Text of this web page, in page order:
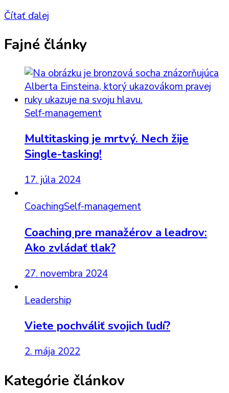
Čítať ďalej
Fajné články
Self-management
Multitasking je mrtvý. Nech žije
Single-tasking!
17. júla 2024
CoachingSelf-management
Coaching pre manažérov a leadrov:
Ako zvládať tlak?
27. novembra 2024
Leadership
Viete pochváliť svojich ľudí?
2. mája 2022
Kategórie článkov